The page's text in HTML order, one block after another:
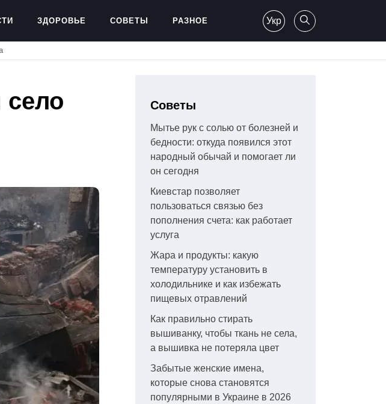
ЗДОРОВЬЕ СОВЕТЫ РАЗНОЕ Укр
село
Советы
Мытье рук с солью от болезней и
бедности: откуда появился этот
народный обычай и помогает ли
он сегодня
Киевстар позволяет
пользоваться связью без
пополнения счета: как работает
услуга
Жара и продукты: какую
температуру установить в
холодильнике и как избежать
пищевых отравлений
Как правильно стирать
вышиванку, чтобы ткань не села,
а вышивка не потеряла цвет
Забытые женские имена,
которые снова становятся
популярными в Украине в 2026